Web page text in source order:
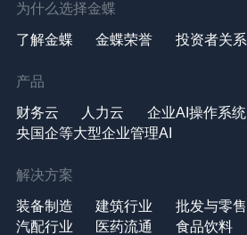
为什么选择金蝶
了解金蝶 金蝶荣誉 投资者关系
产品
财务云 人力云 企业AI操作系统
央国企等大型企业管理AI
解决方案
装备制造 建筑行业 批发与零售
汽配行业
医药流通 食品饮料